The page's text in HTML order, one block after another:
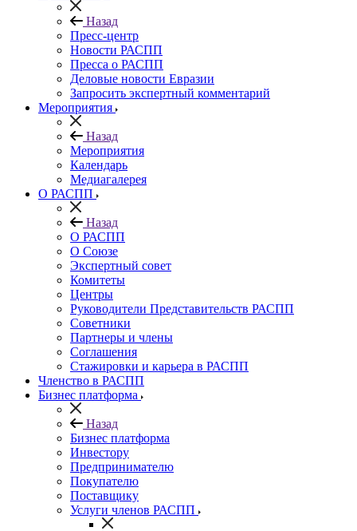
Назад
Пресс-центр
Новости РАСПП
Пресса о РАСПП
Деловые новости Евразии
Запросить экспертный комментарий
Мероприятия
Назад
Мероприятия
Календарь
Медиагалерея
О РАСПП
Назад
О РАСПП
О Союзе
Экспертный совет
Комитеты
Центры
Руководители Представительств РАСПП
Советники
Партнеры и члены
Соглашения
Стажировки и карьера в РАСПП
Членство в РАСПП
Бизнес платформа
Назад
Бизнес платформа
Инвестору
Предпринимателю
Покупателю
Поставщику
Услуги членов РАСПП